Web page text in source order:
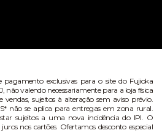
pagamento exclusivas para o site do Fujioka
não valendo necessariamente para a loja física
vendas, sujeitos à alteração sem aviso prévio.
não se aplica para entregas em zona rural.
sujeitos a uma nova incidência do IPI. O
nos cartões. Ofertamos desconto especial